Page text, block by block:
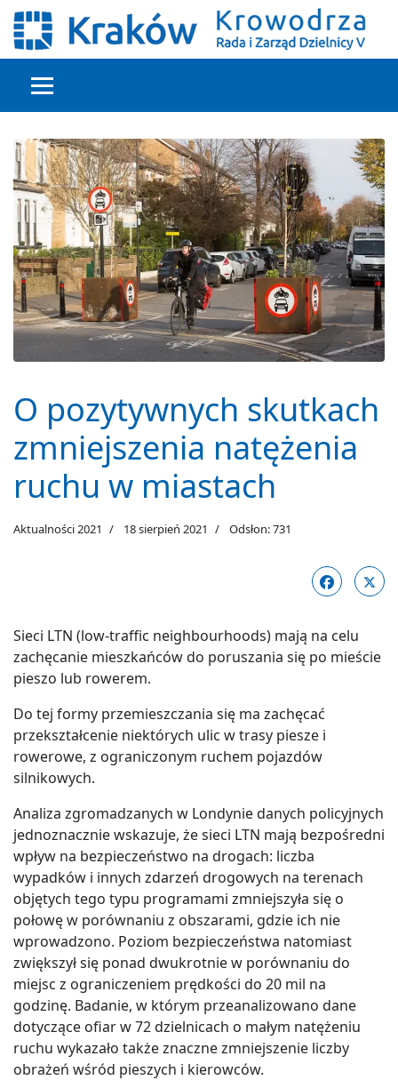
Głowna treść
O pozytywnych skutkach
zmniejszenia natężenia
ruchu w miastach
Aktualności 2021 18 sierpień 2021 Odsłon: 731
Sieci LTN (low-traffic neighbourhoods) mają na celu
zachęcanie mieszkańców do poruszania się po mieście
pieszo lub rowerem.
Do tej formy przemieszczania się ma zachęcać
przekształcenie niektórych ulic w trasy piesze i
rowerowe, z ograniczonym ruchem pojazdów
silnikowych.
Analiza zgromadzanych w Londynie danych policyjnych
jednoznacznie wskazuje, że sieci LTN mają bezpośredni
wpływ na bezpieczeństwo na drogach: liczba
wypadków i innych zdarzeń drogowych na terenach
objętych tego typu programami zmniejszyła się o
połowę w porównaniu z obszarami, gdzie ich nie
wprowadzono. Poziom bezpieczeństwa natomiast
zwiększył się ponad dwukrotnie w porównaniu do
miejsc z ograniczeniem prędkości do 20 mil na
godzinę. Badanie, w którym przeanalizowano dane
dotyczące ofiar w 72 dzielnicach o małym natężeniu
ruchu wykazało także znaczne zmniejszenie liczby
obrażeń wśród pieszych i kierowców.